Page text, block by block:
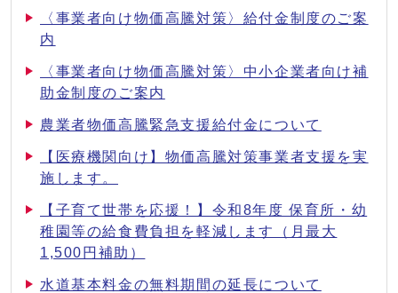
〈事業者向け物価高騰対策〉給付金制度のご案
内
〈事業者向け物価高騰対策〉中小企業者向け補
助金制度のご案内
農業者物価高騰緊急支援給付金について
【医療機関向け】物価高騰対策事業者支援を実
施します。
【子育て世帯を応援！】令和8年度 保育所・幼
稚園等の給食費負担を軽減します（月最大
1,500円補助）
水道基本料金の無料期間の延長について